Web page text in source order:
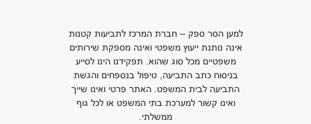
למען הסר ספק – חברת המרכז לתביעות קטנות
אינה נותנת ייעוץ משפטי ואינה מספקת שירותים
משפטיים מכל סוג שהוא. תפקידנו הינו לסייע
בניסוח כתב התביעה, טיפול בנספחים והגשת
התביעה לבית המשפט. האתר פרטי ואינו שייך
ואינו קשור למערכת בתי המשפט או לכל גוף
ממשלתי.